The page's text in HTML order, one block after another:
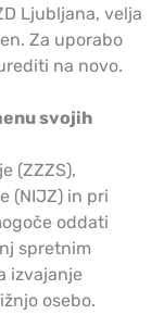
Ljubljana, velja
Za uporabo
na novo.
svojih
(ZZZS),
(NIJZ) in pri
oddati
spretnim
izvajanje
osebo.